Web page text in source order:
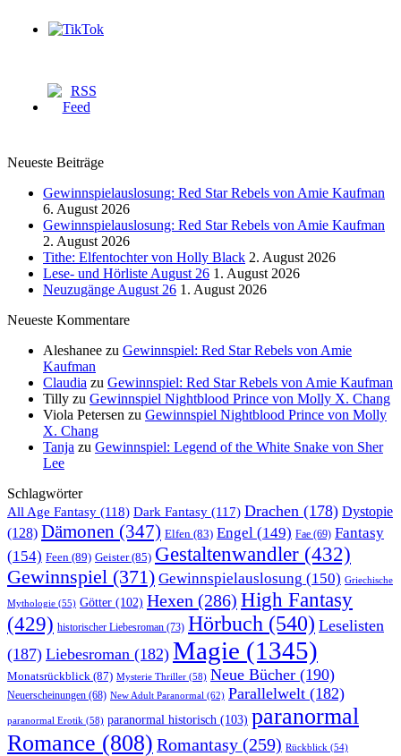
Neueste Beiträge
Gewinnspielauslosung: Red Star Rebels von Amie Kaufman
6. August 2026
Gewinnspielauslosung: Red Star Rebels von Amie Kaufman
2. August 2026
Tithe: Elfentochter von Holly Black 2. August 2026
Lese- und Hörliste August 26 1. August 2026
Neuzugänge August 26 1. August 2026
Neueste Kommentare
Aleshanee zu Gewinnspiel: Red Star Rebels von Amie
Kaufman
Claudia zu Gewinnspiel: Red Star Rebels von Amie Kaufman
Tilly zu Gewinnspiel Nightblood Prince von Molly X. Chang
Viola Petersen zu Gewinnspiel Nightblood Prince von Molly
X. Chang
Tanja zu Gewinnspiel: Legend of the White Snake von Sher
Lee
Schlagwörter
All Age Fantasy (118) Dark Fantasy (117) Drachen (178) Dystopie
(128) Dämonen (347) Elfen (83) Engel (149) Fae (69) Fantasy
(154) Feen (89) Geister(85) Gestaltenwandler (432)
Gewinnspiel (371) Gewinnspielauslosung (150) Griechische
Mythologie (55) Götter (102) Hexen (286) High Fantasy
(429) historischer Liebesroman (73) Hörbuch (540) Leselisten
(187) Liebesroman (182) Magie (1345)
Monatsrückblick (87) Mysterie Thriller (58) Neue Bücher (190)
Neuerscheinungen (68) New Adult Paranormal (62) Parallelwelt (182)
paranormal Erotik (58) paranormal historisch (103) paranormal
Romance (808) Romantasy (259) Rückblick (54)